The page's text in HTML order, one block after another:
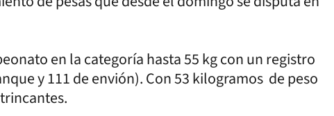
en la categoría hasta 55 kg con un registro
y 111 de envión). Con 53 kilogramos de peso